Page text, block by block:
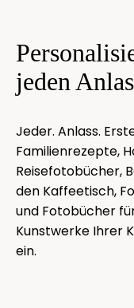
jeden
Jeder. Anlass.
Familienrezepte,
Reisefotobücher,
den Kaffeetisch,
und Fotobücher
Kunstwerke Ihrer
ein.